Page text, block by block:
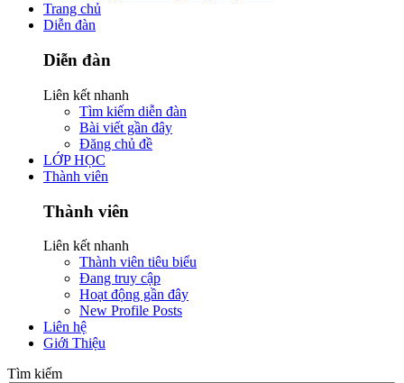
Trang chủ
Diễn đàn
Diễn đàn
Liên kết nhanh
Tìm kiếm diễn đàn
Bài viết gần đây
Đăng chủ đề
LỚP HỌC
Thành viên
Thành viên
Liên kết nhanh
Thành viên tiêu biểu
Đang truy cập
Hoạt động gần đây
New Profile Posts
Liên hệ
Giới Thiệu
Tìm kiếm